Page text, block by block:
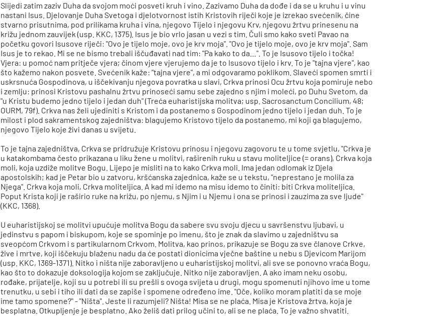
Slijedi zatim zaziv Duha da svojom moći posveti kruh i vino. Zazivamo Duha da dođe i da se u kruhu i u vinu
nastani Isus. Djelovanje Duha Svetoga i djelotvornost istih Kristovih riječi koje je izrekao svećenik, čine
stvarno prisutnima, pod prilikama kruha i vina, njegovo Tijelo i njegovu Krv, njegovu žrtvu prinesenu na
križu jednom zauvijek (usp. KKC, 1375). Isus je bio vrlo jasan u vezi s tim. Čuli smo kako sveti Pavao na
početku govori Isusove riječi: "Ovo je tijelo moje, ovo je krv moja". "Ovo je tijelo moje, ovo je krv moja". Sam
Isus je to rekao. Mi se ne bismo trebali iščuđavati nad tim: "Pa kako to da…". To je Isusovo tijelo i točka!
Vjera: u pomoć nam pritječe vjera; činom vjere vjerujemo da je to Isusovo tijelo i krv. To je "tajna vjere", kao
što kažemo nakon posvete. Svećenik kaže: "tajna vjere", a mi odgovaramo poklikom. Slaveći spomen smrti i
uskrsnuća Gospodinova, u iščekivanju njegova povratka u slavi, Crkva prinosi Ocu žrtvu koja pomiruje nebo
i zemlju: prinosi Kristovu pashalnu žrtvu prinoseći samu sebe zajedno s njim i moleći, po Duhu Svetom, da
"u Kristu budemo jedno tijelo i jedan duh" (Treća euharistijska molitva; usp. Sacrosanctum Concilium, 48;
OURM, 79f). Crkva nas želi ujediniti s Kristom i da postanemo s Gospodinom jedno tijelo i jedan duh. To je
milost i plod sakramentskog zajedništva: blagujemo Kristovo tijelo da postanemo, mi koji ga blagujemo,
njegovo Tijelo koje živi danas u svijetu.
To je tajna zajedništva, Crkva se pridružuje Kristovu prinosu i njegovu zagovoru te u tome svjetlu, "Crkva je
u katakombama često prikazana u liku žene u molitvi, raširenih ruku u stavu moliteljice (= orans), Crkva koja
moli, koja uzdiže molitve Bogu. Lijepo je misliti na to kako Crkva moli. Ima jedan odlomak iz Djela
apostolskih; kad je Petar bio u zatvoru, kršćanska zajednica, kaže se u tekstu, "neprestano je molila za
Njega". Crkva koja moli, Crkva moliteljica. A kad mi idemo na misu idemo to činiti: biti Crkva moliteljica.
Poput Krista koji je raširio ruke na križu, po njemu, s Njim i u Njemu i ona se prinosi i zauzima za sve ljude"
(KKC, 1368).
U euharistijskoj se molitvi upućuje molitva Bogu da sabere svu svoju djecu u savršenstvu ljubavi, u
jedinstvu s papom i biskupom, koje se spominje po imenu, što je znak da slavimo u zajedništvu sa
sveopćom Crkvom i s partikularnom Crkvom. Molitva, kao prinos, prikazuje se Bogu za sve članove Crkve,
žive i mrtve, koji iščekuju blaženu nadu da će postati dionicima vječne baštine u nebu s Djevicom Marijom
(usp. KKC, 1369-1371). Nitko i ništa nije zaboravljeno u euharistijskoj molitvi, ali sve se ponovno vraća Bogu,
kao što to dokazuje doksologija kojom se zaključuje. Nitko nije zaboravljen. A ako imam neku osobu,
rođake, prijatelje, koji su u potrebi ili su prešli s ovoga svijeta u drugi, mogu spomenuti njihovo ime u tome
trenutku, u sebi i tiho ili dati da se zapiše i spomene određeno ime. "Oče, koliko moram platiti da se moje
ime tamo spomene?" - "Ništa". Jeste li razumjeli? Ništa! Misa se ne plaća. Misa je Kristova žrtva, koja je
besplatna. Otkupljenje je besplatno. Ako želiš dati prilog učini to, ali se ne plaća. To je važno shvatiti.